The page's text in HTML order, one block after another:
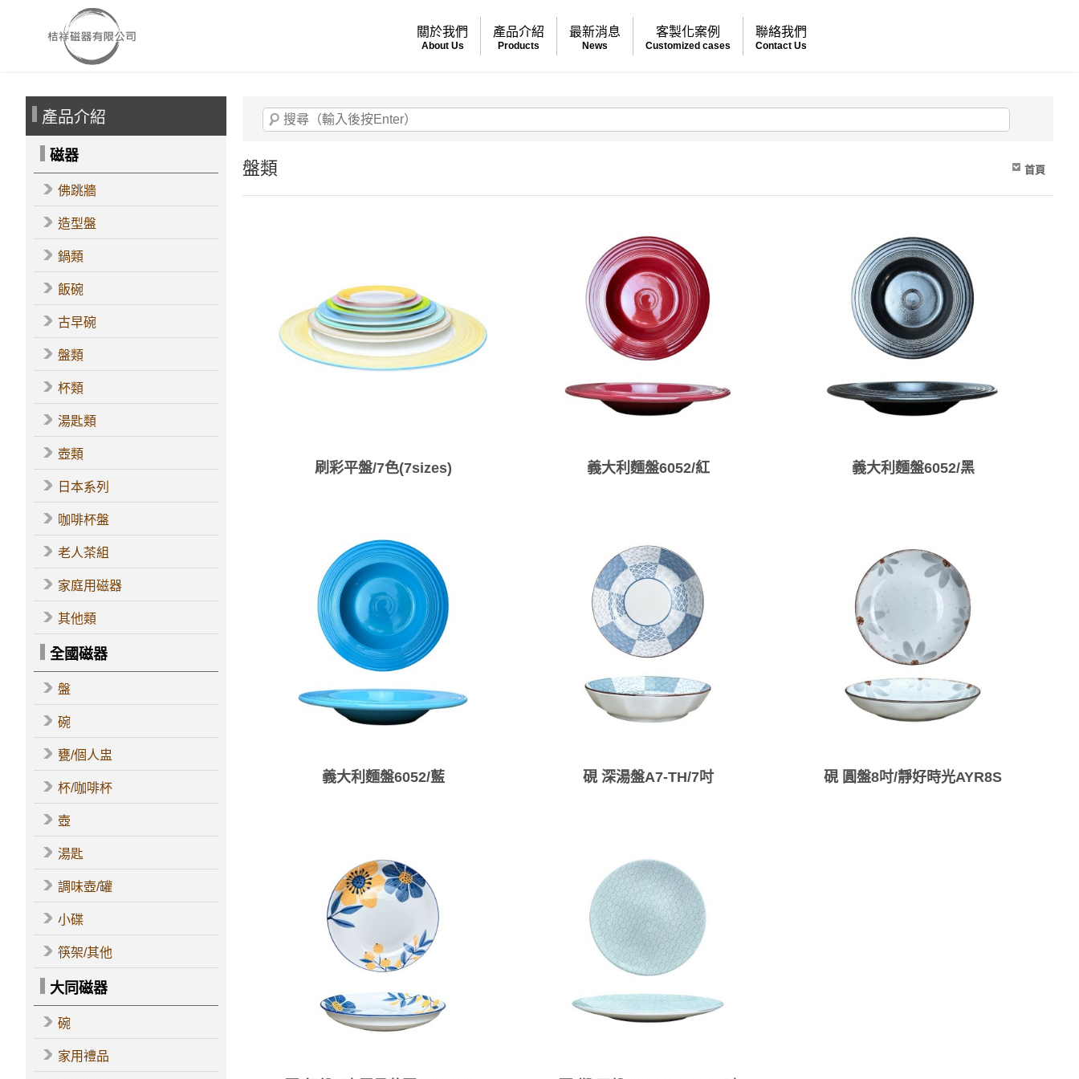
關於我們
About Us
產品介紹
Products
最新消息
News
客製化案例
Customized cases
聯絡我們
Contact Us
產品介紹
磁器
佛跳牆
造型盤
鍋類
飯碗
古早碗
盤類
杯類
湯匙類
壺類
日本系列
咖啡杯盤
老人茶組
家庭用磁器
其他類
全國磁器
盤
碗
甕/個人盅
杯/咖啡杯
壺
湯匙
調味壺/罐
小碟
筷架/其他
大同磁器
碗
家用禮品
盤類 首頁
刷彩平盤/7色(7sizes) 義大利麵盤6052/紅 義大利麵盤6052/黑
義大利麵盤6052/藍 硯 深湯盤A7-TH/7吋 硯 圓盤8吋/靜好時光AYR8S